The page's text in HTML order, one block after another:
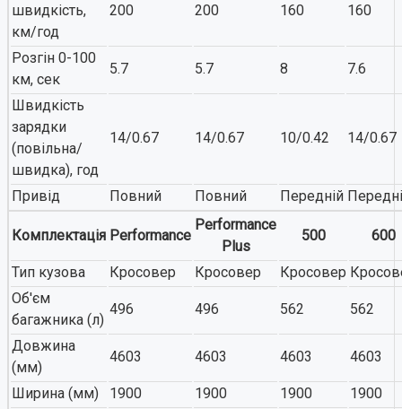
швидкість,
км/год
200 200 160 160
Розгін 0-100
км, сек
5.7 5.7 8 7.6
Швидкість
зарядки
(повільна/
швидка), год
14/0.67 14/0.67 10/0.42 14/0.67
Привід Повний Повний Передній
Комплектація Performance
Performance
Plus
500 600
Тип кузова Кросовер Кросовер Кросовер
Об'єм
багажника (л)
496 496 562 562
Довжина
(мм)
4603 4603 4603 4603
Ширина (мм) 1900 1900 1900
1900